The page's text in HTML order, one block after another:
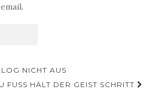
NICHT AUS
FUSS HÄLT DER GEIST SCHRITT